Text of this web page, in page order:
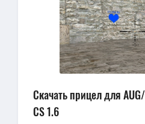
Скачать прицел для
CS 1.6